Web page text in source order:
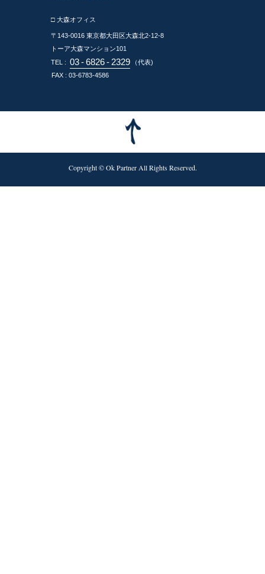
□ 大森オフィス
〒143-0016 東京都大田区大森北2-12-8
トーア大森マンション101
TEL : 03 - 6826 - 2329
（代表)
FAX : 03-6783-4586
Copyright © Ok Partner All Rights Reserved.